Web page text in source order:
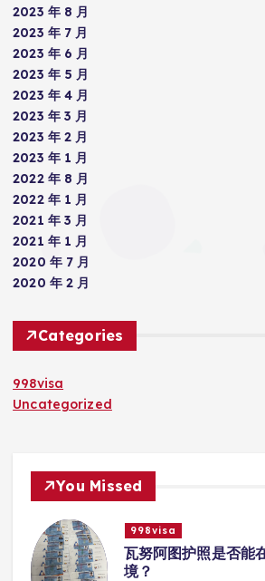
2023 年 8 月
2023 年 7 月
2023 年 6 月
2023 年 5 月
2023 年 4 月
2023 年 3 月
2023 年 2 月
2023 年 1 月
2022 年 8 月
2022 年 1 月
2021 年 3 月
2021 年 1 月
2020 年 7 月
2020 年 2 月
Categories
998visa
Uncategorized
You Missed
998visa
瓦努阿图护照是否能在马尼拉自由出入
境？